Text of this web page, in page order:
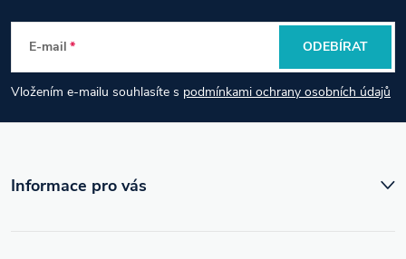
p
a
t
E-mail
Vložením e-mailu souhlasíte s podmínkami ochrany osobních údajů
ODEBÍRAT
Informace pro vás